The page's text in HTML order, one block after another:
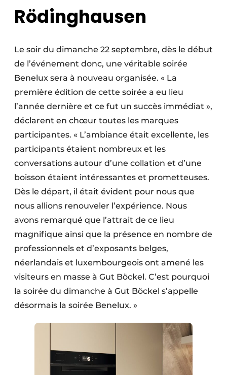
Rödinghausen
Le soir du dimanche 22 septembre, dès le début
de l’événement donc, une véritable soirée
Benelux sera à nouveau organisée. « La
première édition de cette soirée a eu lieu
l’année dernière et ce fut un succès immédiat »,
déclarent en chœur toutes les marques
participantes. « L’ambiance était excellente, les
participants étaient nombreux et les
conversations autour d’une collation et d’une
boisson étaient intéressantes et prometteuses.
Dès le départ, il était évident pour nous que
nous allions renouveler l’expérience. Nous
avons remarqué que l’attrait de ce lieu
magnifique ainsi que la présence en nombre de
professionnels et d’exposants belges,
néerlandais et luxembourgeois ont amené les
visiteurs en masse à Gut Böckel. C’est pourquoi
la soirée du dimanche à Gut Böckel s’appelle
désormais la soirée Benelux. »